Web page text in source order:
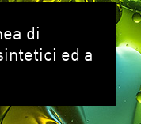
di
ed a